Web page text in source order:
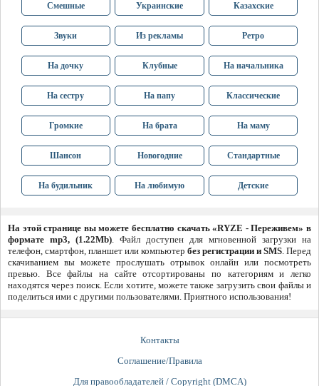
Смешные Украинские Казахские
Звуки Из рекламы Ретро
На дочку Клубные На начальника
На сестру На папу Классические
Громкие На брата На маму
Шансон Новогодние Стандартные
На будильник На любимую Детские
На этой странице вы можете бесплатно скачать «RYZE - Переживем» в
формате mp3, (1.22Mb). Файл доступен для мгновенной загрузки на
телефон, смартфон, планшет или компьютер без регистрации и SMS. Перед
скачиванием вы можете прослушать отрывок онлайн или посмотреть
превью. Все файлы на сайте отсортированы по категориям и легко
находятся через поиск. Если хотите, можете также загрузить свои файлы и
поделиться ими с другими пользователями. Приятного использования!
Контакты
Соглашение/Правила
Для правообладателей / Copyright (DMCA)